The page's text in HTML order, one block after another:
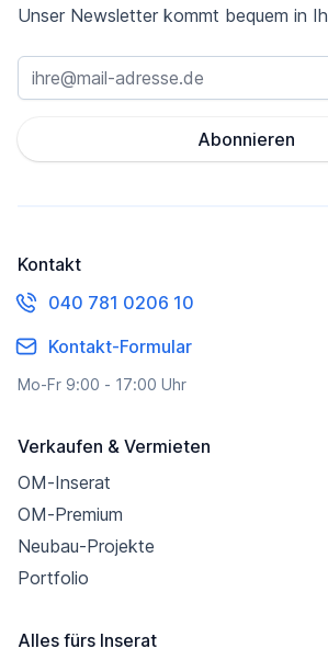
Unser Newsletter kommt bequem in
Abonnieren
Kontakt
040 781 0206 10
Kontakt-Formular
Mo-Fr 9:00 - 17:00 Uhr
Verkaufen & Vermieten
OM-Inserat
OM-Premium
Neubau-Projekte
Portfolio
Alles fürs Inserat